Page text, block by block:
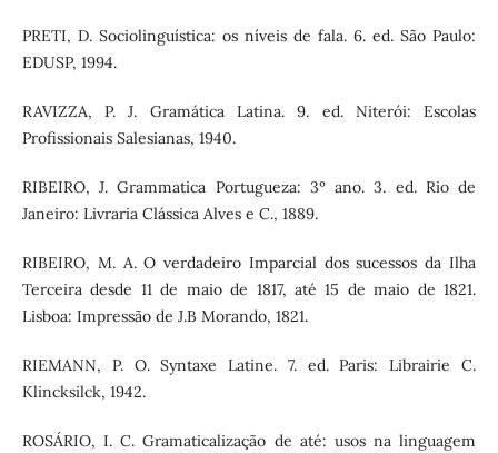
PRETI, D. Sociolinguística: os níveis de fala. 6. ed. São Paulo:
EDUSP, 1994.
RAVIZZA, P. J. Gramática Latina. 9. ed. Niterói: Escolas
Profissionais Salesianas, 1940.
RIBEIRO, J. Grammatica Portugueza: 3º ano. 3. ed. Rio de
Janeiro: Livraria Clássica Alves e C., 1889.
RIBEIRO, M. A. O verdadeiro Imparcial dos sucessos da Ilha
Terceira desde 11 de maio de 1817, até 15 de maio de 1821.
Lisboa: Impressão de J.B Morando, 1821.
RIEMANN, P. O. Syntaxe Latine. 7. ed. Paris: Librairie C.
Klincksilck, 1942.
ROSÁRIO, I. C. Gramaticalização de até: usos na linguagem